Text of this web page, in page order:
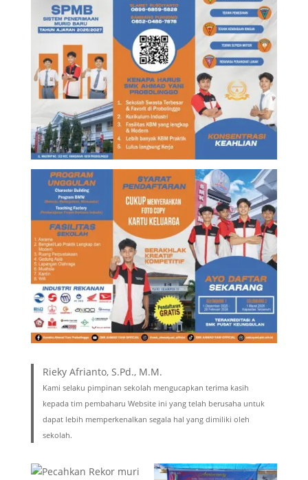
Rieky Afrianto, S.Pd., M.M.
Kami selaku pimpinan sekolah mengucapkan terima kasih
kepada tim pembaharu Website ini yang telah berusaha untuk
dapat lebih memperkenalkan segala hal yang dimiliki oleh
sekolah.